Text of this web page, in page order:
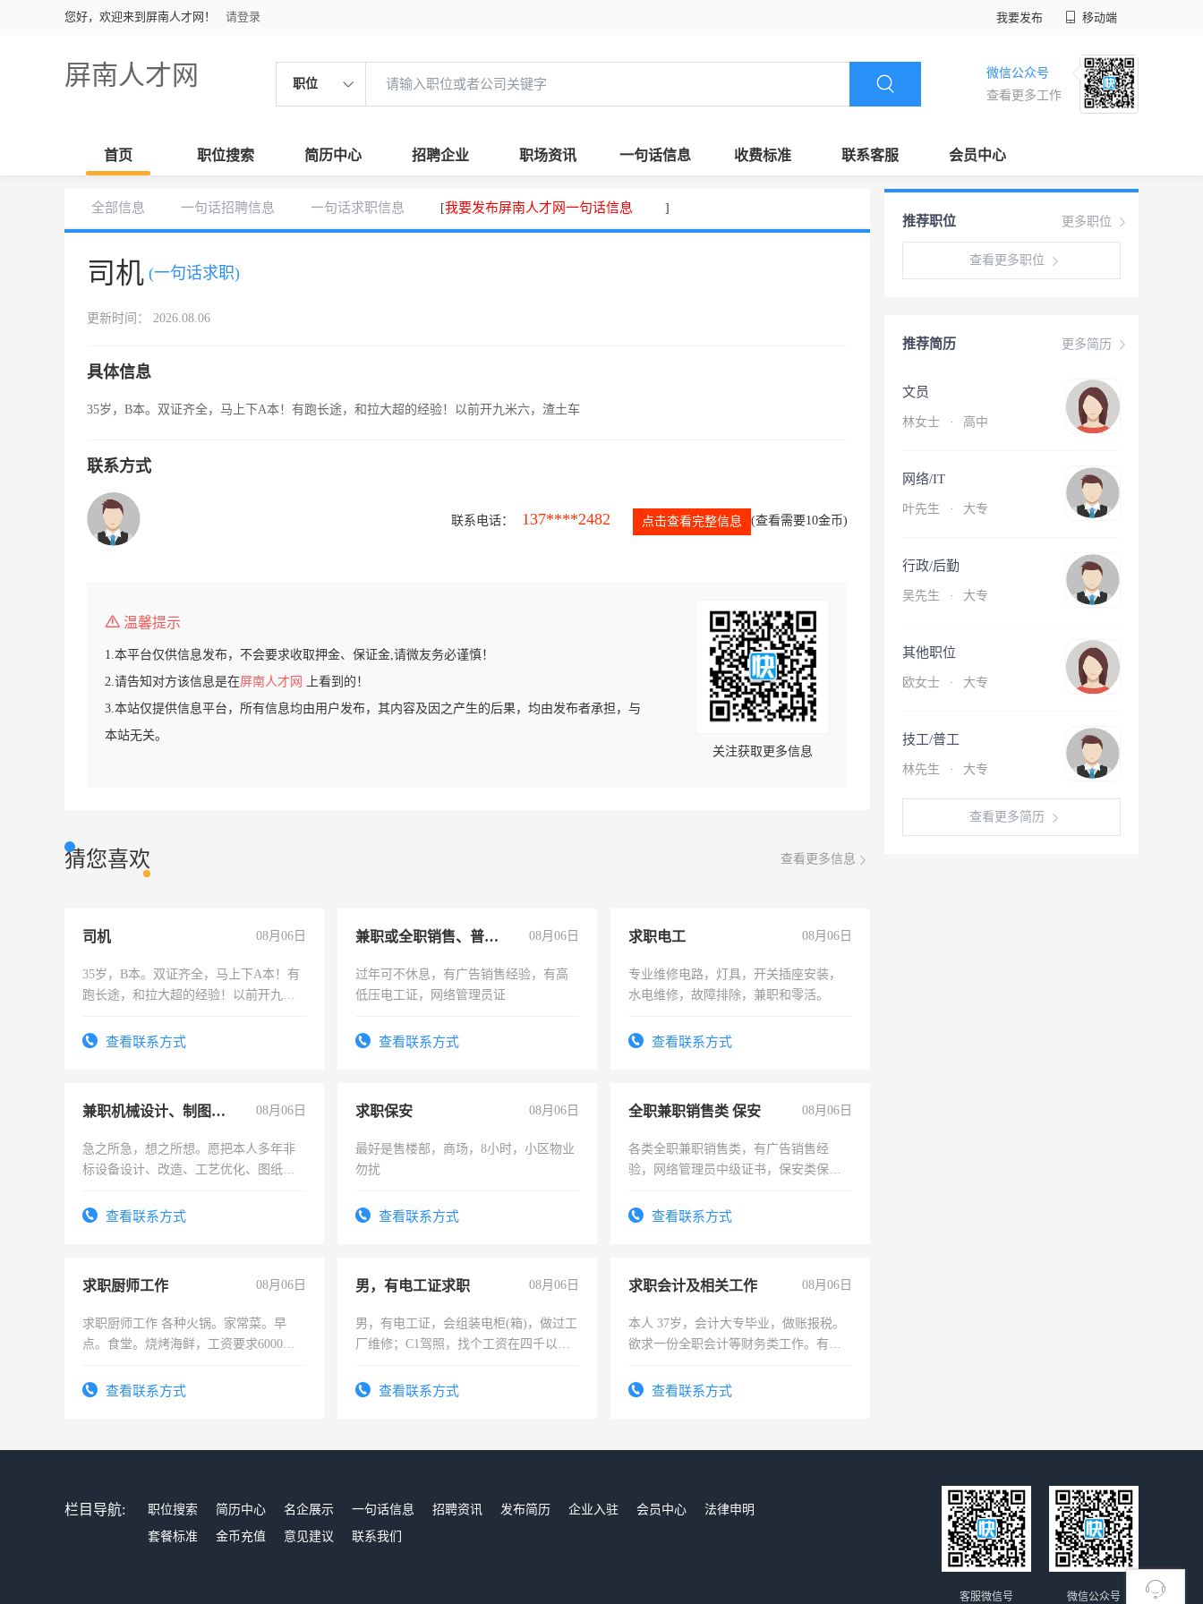
您好，欢迎来到屏南人才网！ 请登录 我要发布 移动端
屏南人才网 职位
微信公众号
查看更多工作
首页 职位搜索 简历中心 招聘企业 职场资讯 一句话信息 收费标准 联系客服 会员中心
全部信息 一句话招聘信息 一句话求职信息 [我要发布屏南人才网一句话信息 ]
司机 (一句话求职)
更新时间： 2026.08.06
具体信息
35岁，B本。双证齐全，马上下A本！有跑长途，和拉大超的经验！以前开九米六，渣土车
联系方式
联系电话： 137****2482 点击查看完整信息 (查看需要10金币)
温馨提示
1.本平台仅供信息发布，不会要求收取押金、保证金,请微友务必谨慎！
2.请告知对方该信息是在屏南人才网
上看到的！
3.本站仅提供信息平台，所有信息均由用户发布，其内容及因之产生的后果，均由发布者承担，与
本站无关。
关注获取更多信息
猜您喜欢 查看更多信息
司机 08月06日
35岁，B本。双证齐全，马上下A本！有
跑长途，和拉大超的经验！以前开九米
查看联系方式
兼职或全职销售、普工、维修 08月06日
过年可不休息，有广告销售经验，有高
低压电工证，网络管理员证
查看联系方式
求职电工 08月06日
专业维修电路，灯具，开关插座安装，
水电维修，故障排除，兼职和零活。
查看联系方式
兼职机械设计、制图、设备改造 08月06日
急之所急，想之所想。愿把本人多年非
标设备设计、改造、工艺优化、图纸制
结识有识之士，共享未来。
查看联系方式
求职保安 08月06日
最好是售楼部，商场，8小时，小区物业
勿扰
查看联系方式
全职兼职销售类 保安 08月06日
各类全职兼职销售类，有广告销售经
验，网络管理员中级证书，保安类保安
有高低压电工证和十几年工作经验
查看联系方式
求职厨师工作 08月06日
求职厨师工作 各种火锅。家常菜。早
点。食堂。烧烤海鲜，工资要求6000以
查看联系方式
男，有电工证求职 08月06日
男，有电工证，会组装电柜(箱)，做过工
厂维修；C1驾照，找个工资在四千以
电话查看联系方式
求职会计及相关工作 08月06日
本人 37岁，会计大专毕业，做账报税。
欲求一份全职会计等财务类工作。有会
查看联系方式
更多职位
推荐职位
查看更多职位
更多简历
推荐简历
文员
林女士 · 高中
网络/IT
叶先生 · 大专
行政/后勤
吴先生 · 大专
其他职位
欧女士 · 大专
技工/普工
林先生 · 大专
查看更多简历
栏目导航: 职位搜索 简历中心 名企展示 一句话信息 招聘资讯 发布简历 企业入驻 会员中心
法律申明
套餐标准
金币充值 意见建议 联系我们
微信公众号
客服微信号